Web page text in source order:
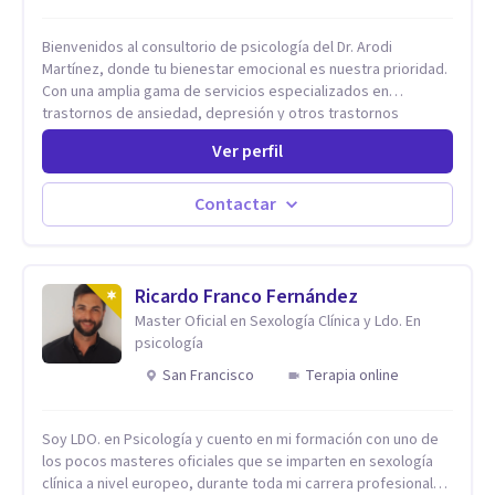
Bienvenidos al consultorio de psicología del Dr. Arodi
Martínez, donde tu bienestar emocional es nuestra prioridad.
Con una amplia gama de servicios especializados en
trastornos de ansiedad, depresión y otros trastornos
emocionales, estamos dedicados a ofrecerte el mejor
tratamiento para mejorar tu salud mental. En nuestro
consultorio, ofrecemos una variedad de terapias y
tratamientos diseñados para satisfacer tus necesidades
específicas: Terapia para Trastornos de Ansiedad y
para ayudarte a recuperar tu bienestar emocional. Terapia
Individual, de Pareja y Familiar: Trabajamos contigo y tus
seres queridos para fortalecer las relaciones y mejorar la
dinámica familiar. Evaluaciones Psicológicas y Terapias
Especializadas: Terapia cognitivo-conductual Terapia de
Tratamiento de Traumas y Trastornos de Estrés
Postraumático: Ofrecemos apoyo psicológico para ayudarte
a superar experiencias traumáticas y mejorar tu calidad de
Ver perfil
Contactar
Ricardo Franco Fernández
Master Oficial en Sexología Clínica y Ldo. En
psicología
San Francisco
Terapia online
Soy LDO. en Psicología y cuento en mi formación con uno de
los pocos masteres oficiales que se imparten en sexología
clínica a nivel europeo, durante toda mi carrera profesional